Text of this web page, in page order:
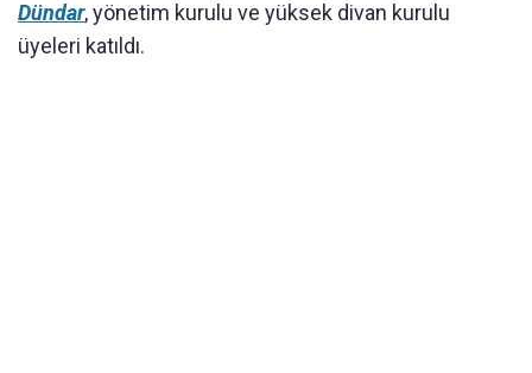
Dündar, yönetim kurulu ve yüksek divan kurulu
üyeleri katıldı.